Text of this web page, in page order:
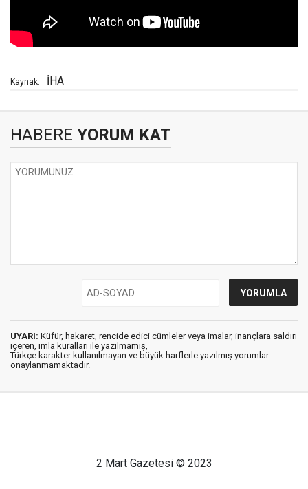
Kaynak: İHA
HABERE YORUM KAT
UYARI: Küfür, hakaret, rencide edici cümleler veya imalar, inançlara saldırı
içeren, imla kuralları ile yazılmamış,
Türkçe karakter kullanılmayan ve büyük harflerle yazılmış yorumlar
onaylanmamaktadır.
2 Mart Gazetesi © 2023